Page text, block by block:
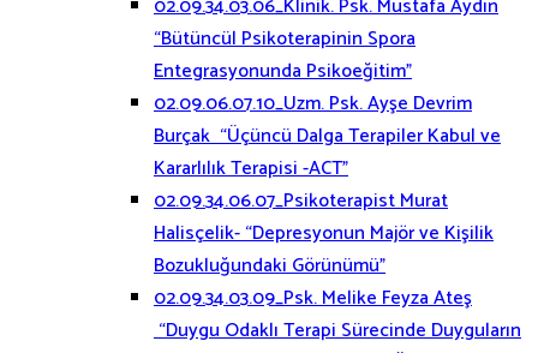
02.09.34.03.06_Klinik. Psk. Mustafa Aydın
“Bütüncül Psikoterapinin Spora
Entegrasyonunda Psikoeğitim”
02.09.06.07.10_Uzm. Psk. Ayşe Devrim
Burçak “Üçüncü Dalga Terapiler Kabul ve
Kararlılık Terapisi -ACT”
02.09.34.06.07_Psikoterapist Murat
Halisçelik- “Depresyonun Majör ve Kişilik
Bozukluğundaki Görünümü”
02.09.34.03.09_Psk. Melike Feyza Ateş
“Duygu Odaklı Terapi Sürecinde Duyguların